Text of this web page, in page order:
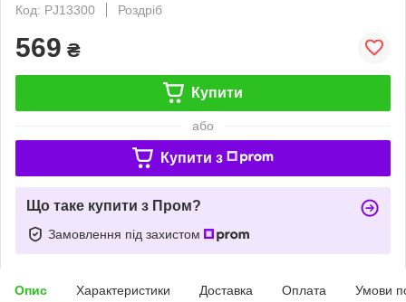
Код: PJ13300
Роздріб
569 ₴
Купити
або
Купити з
Що таке купити з Пром?
Замовлення під захистом
Опис Характеристики Доставка Оплата Умови